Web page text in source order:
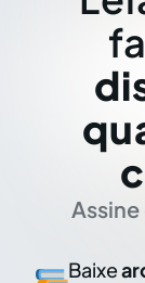
Assine
Baixe